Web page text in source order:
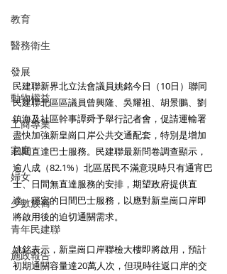
教育
醫務衛生
發展
動物權益
工商專業
家庭
婦女
少數族裔
青年民建聯
施政報告
民建聯新界北立法會議員姚銘今日（10日）聯同
民建聯北區區議員曾興隆、吳耀祖、胡景鵬、劉
鎮海及社區幹事譚舜予舉行記者會，促請運輸署
盡快加強新皇崗口岸公共交通配套，特別是增加
日間直達巴士服務。民建聯最新問卷調查顯示，
逾八成（82.1%）北區居民不滿意現時只有通宵巴
士、日間無直達服務的安排，期望政府提供直
達、穩定的日間巴士服務，以應對新皇崗口岸即
將啟用後的迫切通關需求。
姚銘表示，新皇崗口岸聯檢大樓即將啟用，預計
初期通關容量達20萬人次，但現時往返口岸的交